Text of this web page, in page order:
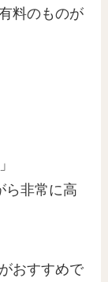
料のものが
ら非常に高
おすすめで